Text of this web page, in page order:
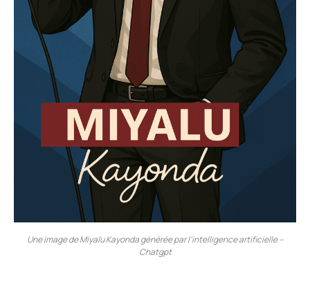
Une image de Miyalu Kayonda générée par l’intelligence artificielle –
Chatgpt